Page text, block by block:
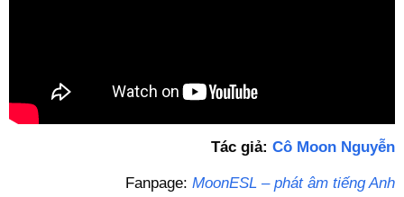
Tác giả: Cô Moon Nguyễn
Fanpage: MoonESL – phát âm tiếng Anh